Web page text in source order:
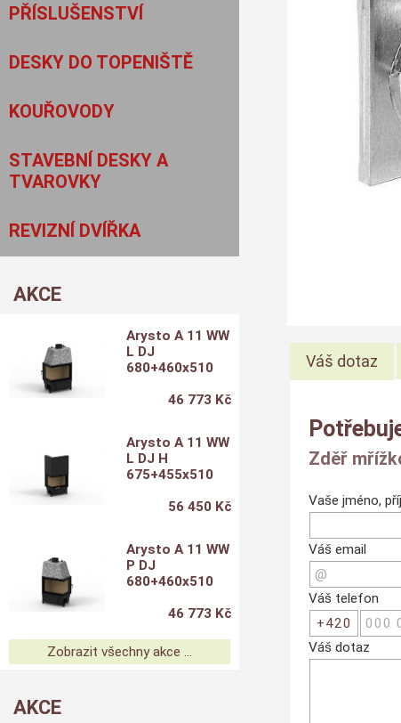
Váš dotaz
Zděř
Vaše jméno,
Váš email
Váš telefon
Váš dotaz
PŘÍSLUŠENSTVÍ
DESKY DO TOPENIŠTĚ
KOUŘOVODY
STAVEBNÍ DESKY A
TVAROVKY
REVIZNÍ DVÍŘKA
AKCE
Arysto A 11 WW
L DJ
680+460x510
46 773 Kč
Arysto A 11 WW
L DJ H
675+455x510
56 450 Kč
Arysto A 11 WW
P DJ
680+460x510
46 773 Kč
Zobrazit všechny akce ...
AKCE